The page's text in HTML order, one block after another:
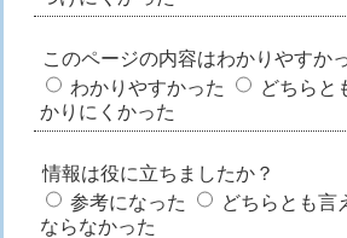
このページの内容はわかりやすか
わかりやすかった
どちらと
かりにくかった
情報は役に立ちましたか？
参考になった
どちらとも言
ならなかった